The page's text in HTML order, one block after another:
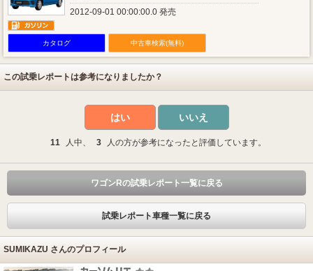
2012-09-01 00:00:00.0 発売
カタログ 中古車検索(無料)
この試乗レポートは参考になりましたか？
はい いいえ
11 人中、 3 人の方が参考になったと評価しています。
ワゴンRの試乗レポート一覧に戻る
試乗レポート車種一覧に戻る
SUMIKAZU さんのプロフィール